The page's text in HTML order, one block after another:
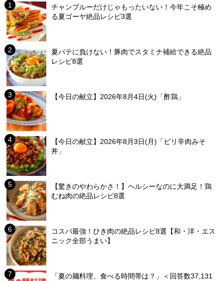
チャンプルーだけじゃもったいない！今年こそ極め
る夏ゴーヤ絶品レシピ3選
夏バテに負けない！豚肉でスタミナ補給できる絶品
レシピ8選
【今日の献立】2026年8月4日(火)「酢鶏」
【今日の献立】2026年8月3日(月)「ピリ辛肉みそ
丼」
【驚きのやわらかさ！】ヘルシーなのに大満足！鶏
むね肉の絶品レシピ8選
コスパ最強！ひき肉の絶品レシピ8選【和・洋・エス
ニック全部うまい】
「夏の麺料理、食べる時間帯は？」＜回答数37,131